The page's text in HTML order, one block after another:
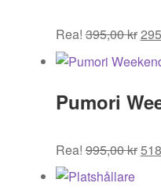
Rea! 395,00kr
Pumori
Rea! 995,00kr